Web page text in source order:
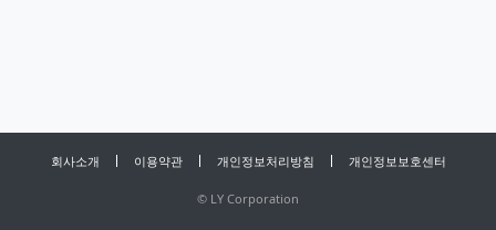
회사소개 이용약관 개인정보처리방침 개인정보보호센터
© LY Corporation